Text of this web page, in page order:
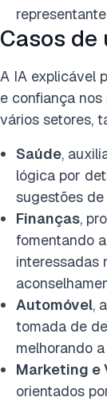
Casos de
A IA explicável
e confiança
vários setores,
Saúde,
lógica por
sugestões
Finanças,
fomentando
interessadas
Automóvel,
tomada de
melhorando
Marketing e
orientados